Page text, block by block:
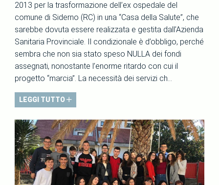
2013 per la trasformazione dell’ex ospedale del
comune di Siderno (RC) in una “Casa della Salute”, che
sarebbe dovuta essere realizzata e gestita dall’Azienda
Sanitaria Provinciale. Il condizionale è d’obbligo, perché
sembra che non sia stato speso NULLA dei fondi
assegnati, nonostante l’enorme ritardo con cui il
progetto “marcia”. La necessità dei servizi ch...
LEGGI TUTTO